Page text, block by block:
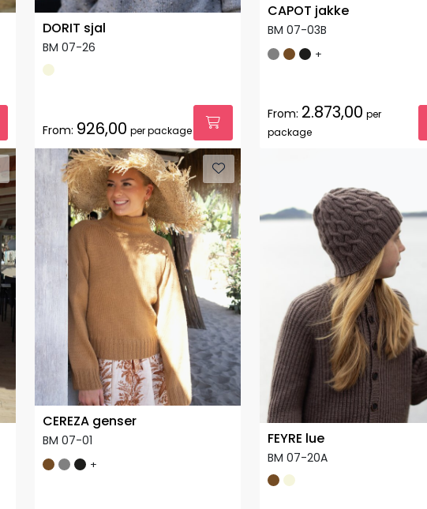
DORIT sjal
BM 07-26
From: 926,00 per package
CAPOT jakke
BM 07-03B
+
From: 2.873,00 per
package
CEREZA genser
BM 07-01
+
FEYRE lue
BM 07-20A